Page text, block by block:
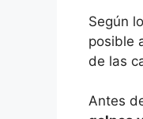
Según
posible
de las
Antes